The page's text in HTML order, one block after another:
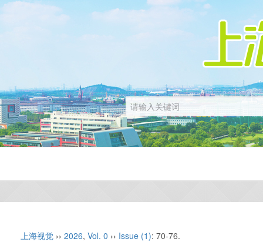
上海视觉 ›› 2026, Vol. 0 ›› Issue (1): 70-76.